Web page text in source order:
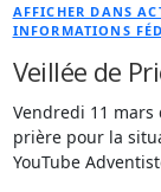
AFFICHER DANS
INFORMATIONS
Veillée de
Vendredi 11 mars
prière pour la
YouTube